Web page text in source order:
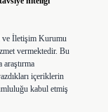
ve İletişim Kurumu
vermektedir. Bu
içeriklerin
kabul etmiş